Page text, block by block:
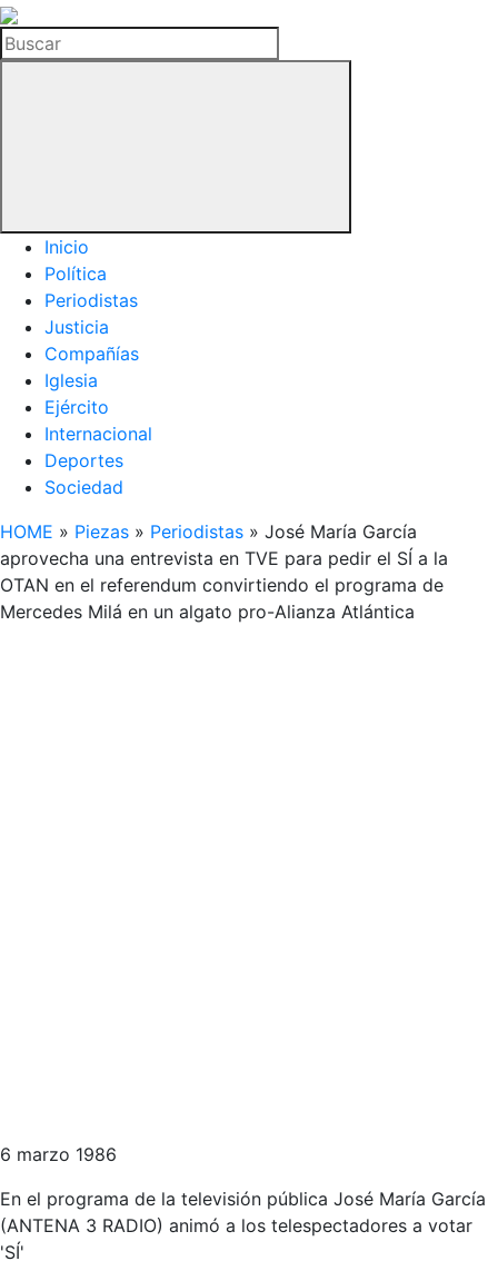
La
Hemeroteca
del
Buscar
Inicio
Política
Periodistas
Justicia
Compañías
Iglesia
Ejército
Internacional
Deportes
Sociedad
HOME » Piezas » Periodistas » José María García
aprovecha una entrevista en TVE para pedir el SÍ a la
OTAN en el referendum convirtiendo el programa de
Mercedes Milá en un algato pro-Alianza Atlántica
6 marzo 1986
En el programa de la televisión pública José María García
(ANTENA 3 RADIO) animó a los telespectadores a votar
'SÍ'